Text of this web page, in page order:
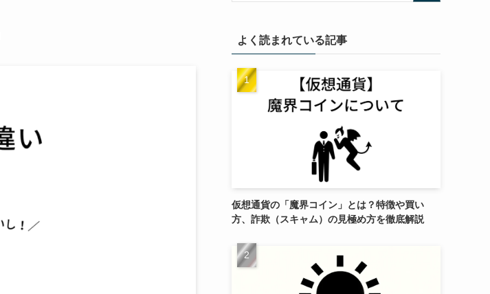
よく読まれている記事
仮想通貨の「魔界コイン」とは？特徴や買い
方、詐欺（スキャム）の見極め方を徹底解説